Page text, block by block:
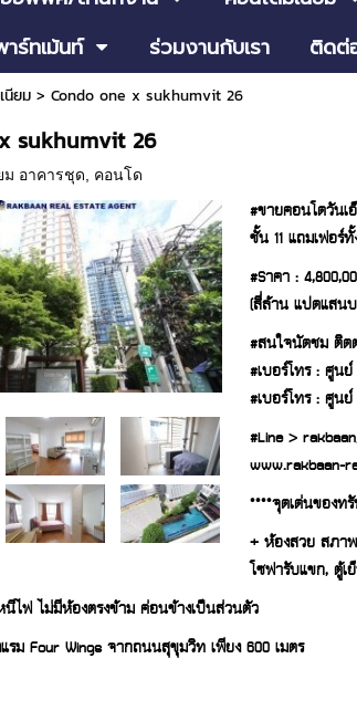
ร์ทเม้นท์
ร่วมงานกับเรา ติดต่
นียม> Condo one x sukhumvit 26
sukhumvit 26
ม อาคารชุด คอนโด
#ขายคอนโดวันเ
ชั้น 11 แถมเฟอร์
#Sาคา :
(สี่ล้าน แปดแสน
#สนใจนัดชม ติด
#เบอร์โทร : ศูน
#เบอร์โทร : ศูน
#Line >
www.rakbaan-
****จุดเด่นของท
+ ห้องสวย สภา
โซฟารับแขก, ตู้เ
นีไฟ ไม่มีห้องตรงข้าม ค่อนข้างเป็นส่วนตัว
รม Four Wings จากถนนสุขุมวิท เพียง 600 เมตร